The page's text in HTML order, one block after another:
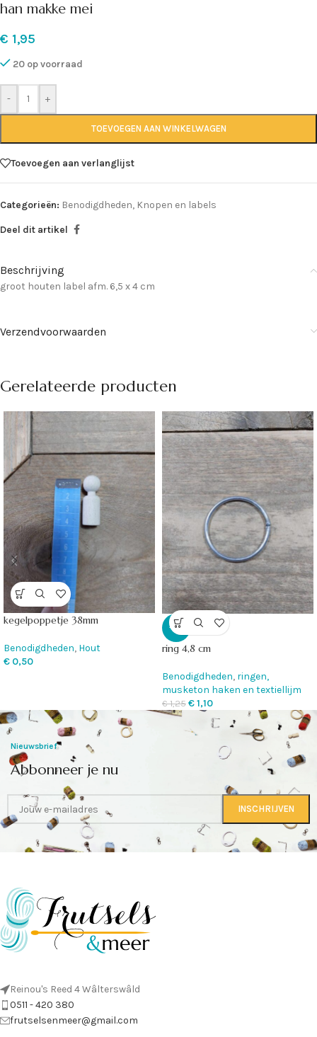
han makke mei
€ 1,95
20 op voorraad
- +
TOEVOEGEN AAN WINKELWAGEN
Toevoegen aan verlanglijst
Categorieën: Benodigdheden, Knopen en labels
Deel dit artikel
Beschrijving
groot houten label afm. 6,5 x 4 cm
Verzendvoorwaarden
Gerelateerde producten
kegelpoppetje 38mm
Benodigdheden, Hout
€ 0,50
-12%
ring 4,8 cm
Benodigdheden, ringen,
musketon haken en textiellijm
€1,25 €1,10
Nieuwsbrief
Abbonneer je nu
Reinou's Reed 4 Wâlterswâld
0511 - 420 380
frutselsenmeer@gmail.com